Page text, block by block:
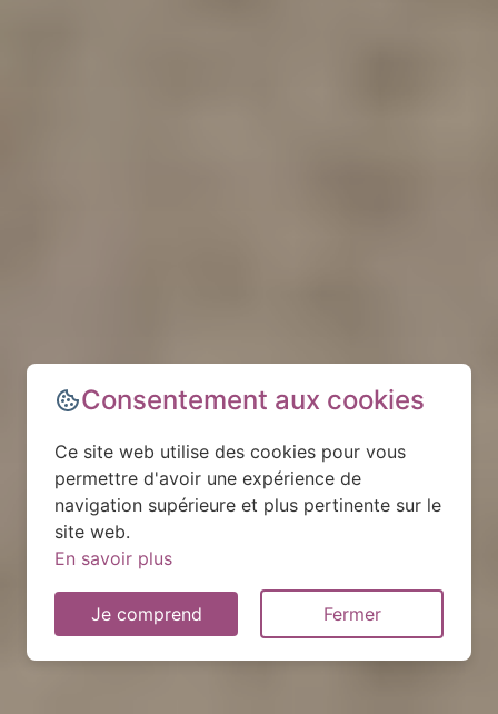
Consentement aux cookies
Ce site web utilise des cookies pour vous
permettre d'avoir une expérience de
navigation supérieure et plus pertinente sur le
site web.
En savoir plus
Je comprend Fermer